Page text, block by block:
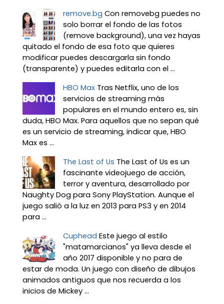
remove.bg Con removebg puedes no
solo borrar el fondo de las fotos
(remove background), una vez hayas
quitado el fondo de esa foto que quieres
modificar puedes descargarla sin fondo
(transparente) y puedes editarla con el ...
HBO Max Tras Netflix, uno de los
servicios de streaming más
populares en el mundo entero es, sin
duda, HBO Max. Para aquellos que no sepan qué
es un servicio de streaming, indicar que, HBO
Max es ...
The Last of Us The Last of Us es un
fascinante videojuego de acción,
terror y aventura, desarrollado por
Naughty Dog para Sony PlayStation. Aunque el
juego salió a la luz en 2013 para PS3 y en 2014
para ...
Cuphead Este juego al estilo
"matamarcianos" ya lleva desde el
año 2017 disponible y no para de
estar de moda. Un juego con diseño de dibujos
animados antiguos que nos recuerda a los
inicios de Mickey ...